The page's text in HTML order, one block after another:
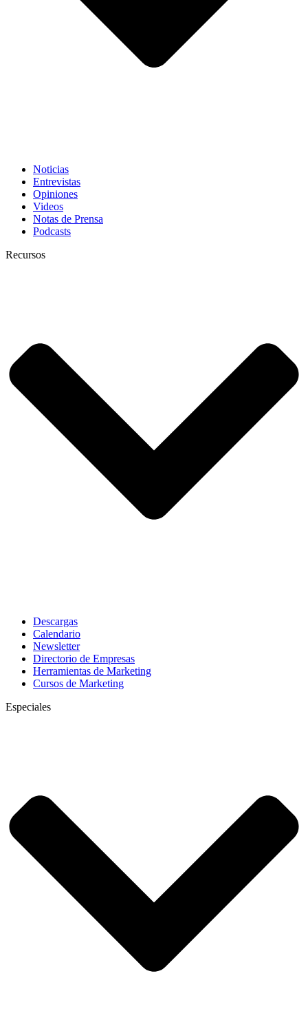
Noticias
Entrevistas
Opiniones
Videos
Notas de Prensa
Podcasts
Recursos
Descargas
Calendario
Newsletter
Directorio de Empresas
Herramientas de Marketing
Cursos de Marketing
Especiales